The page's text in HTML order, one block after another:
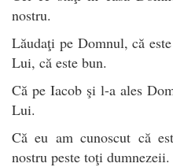
nostru.
Lăudaţi pe Domnul, că
Lui, că este bun.
Că pe Iacob şi l-a ales
Lui.
Că eu am cunoscut că
nostru peste toţi dumnezeii.